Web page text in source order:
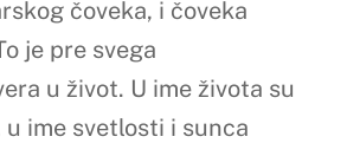
čoveka, i čoveka
je pre svega
u život. U ime života su
ime svetlosti i sunca